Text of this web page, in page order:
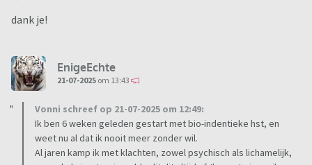
dank je!
EnigeEchte
21-07-2025 om 13:43
Vonni schreef op 21-07-2025 om 12:49:
Ik ben 6 weken geleden gestart met bio-indentieke hst, en
weet nu al dat ik nooit meer zonder wil.
Al jaren kamp ik met klachten, zowel psychisch als lichamelijk,